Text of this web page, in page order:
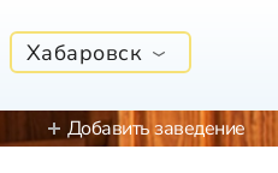
Хабаровск
Добавить заведение